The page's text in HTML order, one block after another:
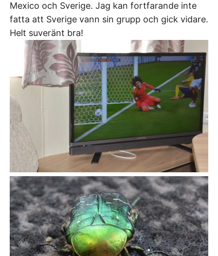
Mexico och Sverige. Jag kan fortfarande inte
fatta att Sverige vann sin grupp och gick vidare.
Helt suveränt bra!